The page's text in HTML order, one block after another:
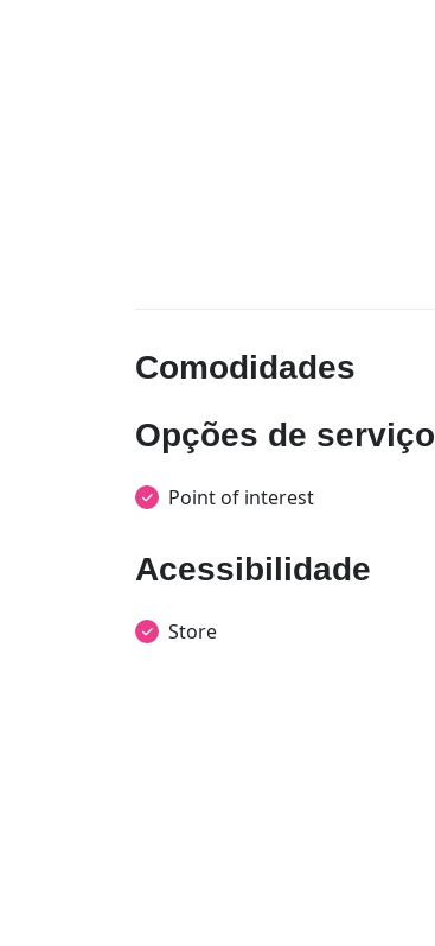
Comodidades
Opções de serviço
Point of interest
Acessibilidade
Store